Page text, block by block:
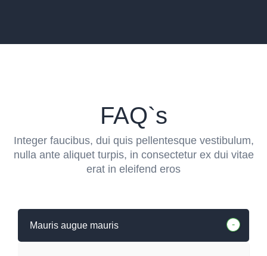
FAQ`s
Integer faucibus, dui quis pellentesque vestibulum,
nulla ante aliquet turpis, in consectetur ex dui vitae
erat in eleifend eros
Mauris augue mauris